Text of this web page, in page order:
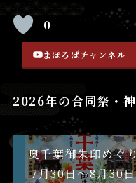
0
まほろばチャンネル
2026年の合同祭・
奥千葉御朱印めぐ
7月30日〜8月30日